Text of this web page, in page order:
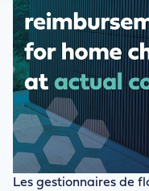
Les gestionnaires de